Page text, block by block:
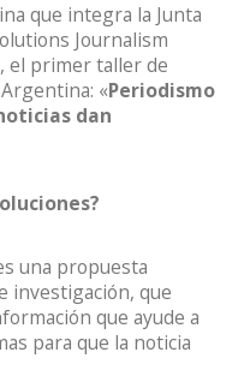
que integra la Junta
Journalism
el primer taller de
«Periodismo
dan
una propuesta
investigación, que
que ayude a
para que la noticia